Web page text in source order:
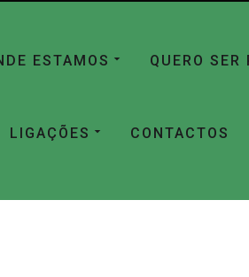
ESTAMOS QUERO SER
LIGAÇÕES CONTACTOS